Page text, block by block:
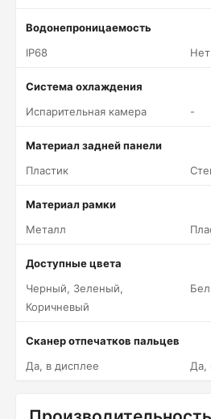
Водонепроницаемость
IP68
Нет
Система охлаждения
Испарительная камера
-
Материал задней панели
Пластик
Материал рамки
Металл
Доступные цвета
Черный, Зеленый,
Коричневый
Сканер отпечатков пальцев
Да, в дисплее
Да,